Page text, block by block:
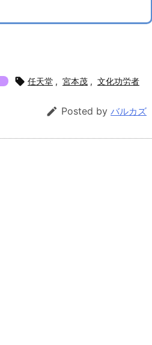
 任天堂 , 宮本茂 , 文化功労者
 Posted by バルカズ